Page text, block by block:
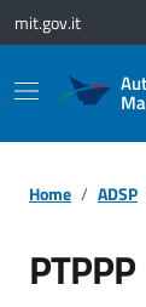
Vai ai contenuti
Vai al footer
mit.gov.it
Home ADSP
PTPPP